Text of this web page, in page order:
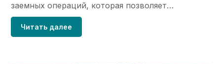
заемных операций, которая позволяет…
Читать далее